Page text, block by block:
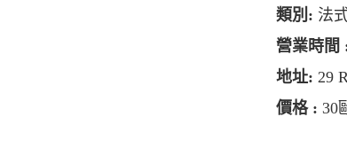
類別: 法
營業時間
地址: 29
價格 : 30